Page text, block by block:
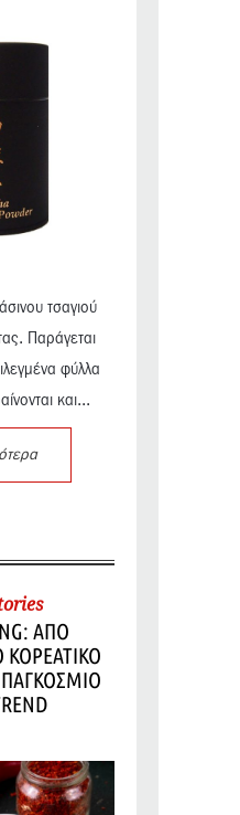
τσαγιού
Παράγεται
φύλλα
και...
ΑΠΟ
ΚΟΡΕΑΤΙΚΟ
ΠΑΓΚΟΣΜΙΟ